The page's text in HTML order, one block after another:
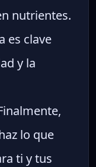
nutrientes.
es clave
y la
lo que
ti y tus